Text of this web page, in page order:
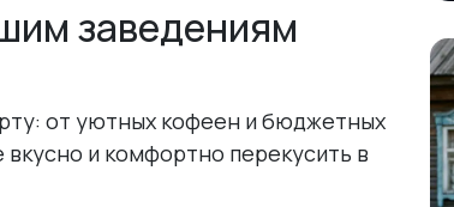
заведениям
от уютных кофеен и бюджетных
и комфортно перекусить в